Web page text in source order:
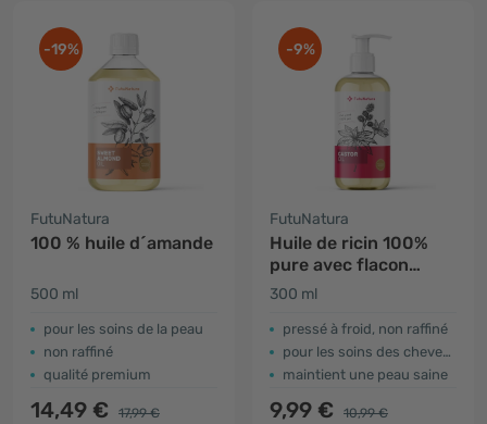
-19%
FutuNatura
100 % huile d´amande
500 ml
​pour les soins de la peau
non raffiné
qualité premium
14,49 € 17,99 €
-9%
FutuNatura
Huile de ricin 100%
pure avec flacon
pompe
300 ml
pressé à froid, non raffiné
pour les soins des cheveux et du cuir chevelu
maintient une peau saine
9,99 € 10,99 €